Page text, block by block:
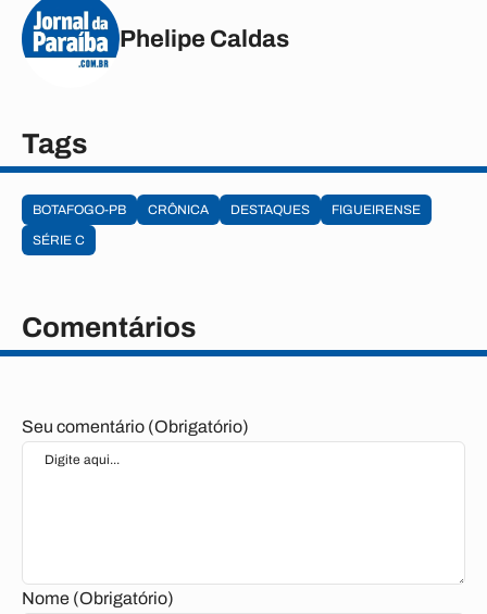
Phelipe Caldas
Tags
BOTAFOGO-PB CRÔNICA DESTAQUES
FIGUEIRENSE
SÉRIE C
Comentários
Seu comentário (Obrigatório)
Nome (Obrigatório)